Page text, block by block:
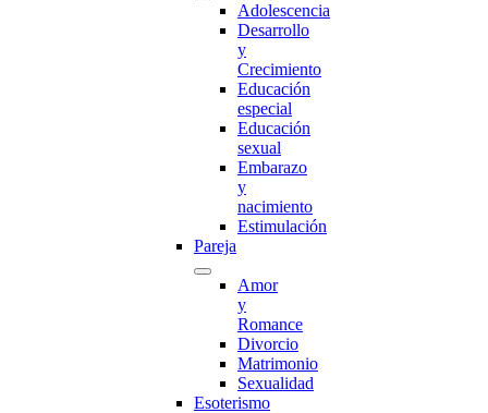
Adolescencia
Desarrollo
y
Crecimiento
Educación
especial
Educación
sexual
Embarazo
y
nacimiento
Estimulación
Pareja
Amor
y
Romance
Divorcio
Matrimonio
Sexualidad
Esoterismo